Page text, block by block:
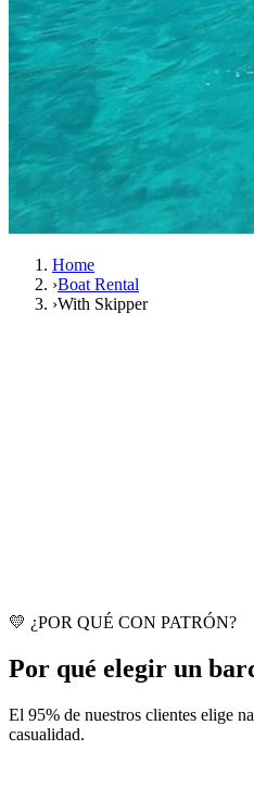
Home
›Boat Rental
›With Skipper
💛 ¿POR QUÉ CON PATRÓN?
Por qué elegir un
El 95% de nuestros clientes elige
casualidad.